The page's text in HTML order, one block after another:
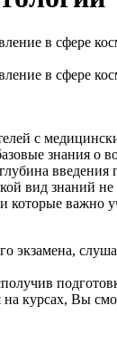
в сфере
в сфере
с
знания о
вид знаний
которые
Вы